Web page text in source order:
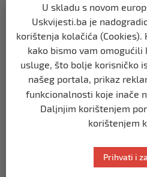
SVIJET
Brod “Mikeno”
i uplovio u Gazu
vijori zastavu
prije 10 mjeseci
SVIJET
Opsadno stanje
nekoliko
prije 10 mjeseci
U skladu s novom
Uskvijesti.ba je
korištenja kolačića
kako bismo vam
usluge, što bolje korisničko
našeg portala, prikaz
funkcionalnosti koje inače
Daljnjim korištenjem
korištenjem
Prihvati i